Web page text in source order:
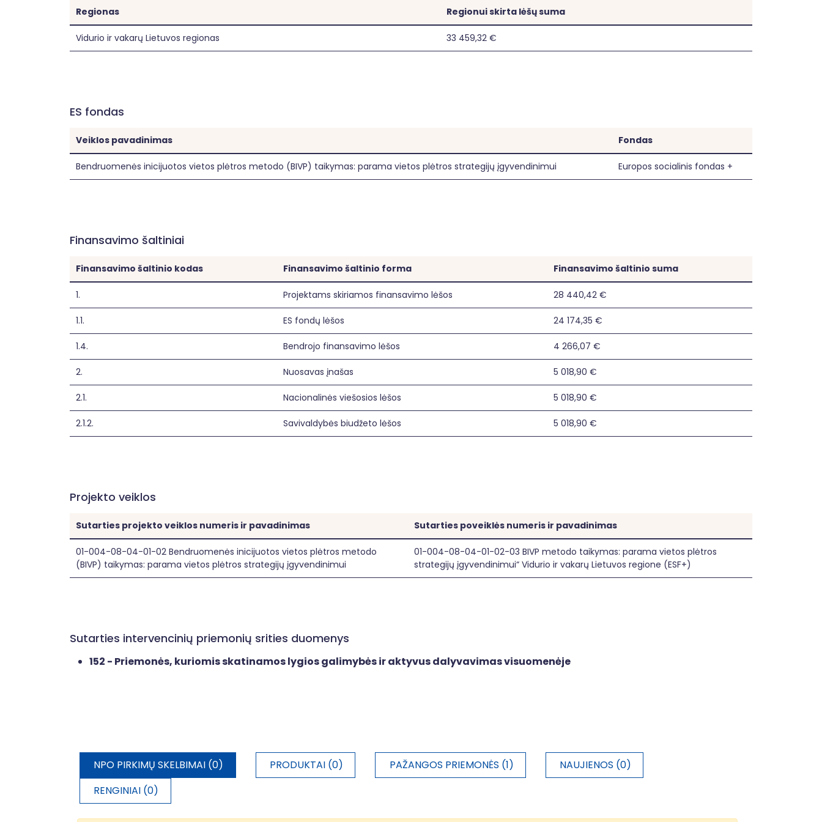
Regionas Regionui skirta lėšų suma
Vidurio ir vakarų Lietuvos regionas 33 459,32 €
ES fondas
Veiklos pavadinimas Fondas
Bendruomenės inicijuotos vietos plėtros metodo (BIVP) taikymas: parama vietos plėtros strategijų įgyvendinimui Europos socialinis fondas +
Finansavimo šaltiniai
Finansavimo šaltinio kodas Finansavimo šaltinio forma Finansavimo šaltinio suma
1. Projektams skiriamos finansavimo lėšos 28 440,42 €
1.1. ES fondų lėšos 24 174,35 €
1.4. Bendrojo finansavimo lėšos 4 266,07 €
2. Nuosavas įnašas 5 018,90 €
2.1. Nacionalinės viešosios lėšos 5 018,90 €
2.1.2. Savivaldybės biudžeto lėšos 5 018,90 €
Projekto veiklos
Sutarties projekto veiklos numeris ir pavadinimas Sutarties poveiklės numeris ir pavadinimas
01-004-08-04-01-02 Bendruomenės inicijuotos vietos plėtros metodo
(BIVP) taikymas: parama vietos plėtros strategijų įgyvendinimui
01-004-08-04-01-02-03 BIVP metodo taikymas: parama vietos plėtros
strategijų įgyvendinimui“ Vidurio ir vakarų Lietuvos regione (ESF+)
Sutarties intervencinių priemonių srities duomenys
152 - Priemonės, kuriomis skatinamos lygios galimybės ir aktyvus dalyvavimas visuomenėje
NPO PIRKIMŲ SKELBIMAI (0) PRODUKTAI (0) PAŽANGOS PRIEMONĖS (1)
NAUJIENOS (0)
RENGINIAI (0)